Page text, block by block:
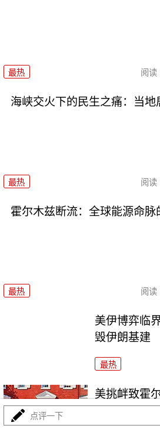
最热 阅读
海峡交火下的民生之痛：当地
最热 阅读
霍尔木兹断流：全球能源命脉
最热 阅读
美伊博弈临
毁伊朗基建
最热
美挑衅致霍
点评一下